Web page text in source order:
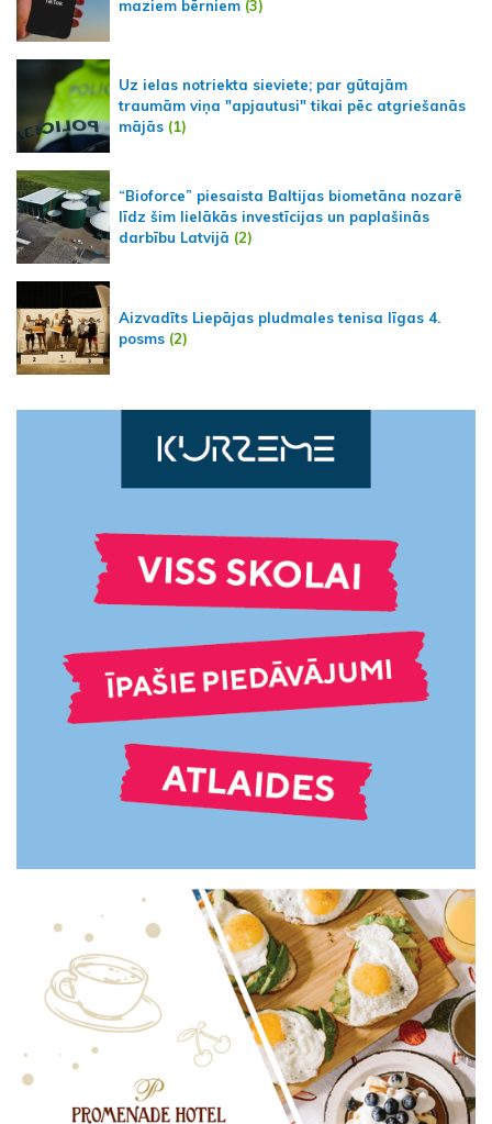
maziem bērniem (3)
Uz ielas notriekta sieviete; par gūtajām
traumām viņa "apjautusi" tikai pēc atgriešanās
mājās (1)
“Bioforce” piesaista Baltijas biometāna nozarē
līdz šim lielākās investīcijas un paplašinās
darbību Latvijā (2)
Aizvadīts Liepājas pludmales tenisa līgas 4.
posms (2)